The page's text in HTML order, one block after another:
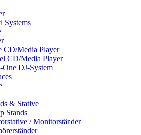
Systems
CD/Media Player
CD/Media Player
DJ-System
& Stative
Stands
/ Monitorständer